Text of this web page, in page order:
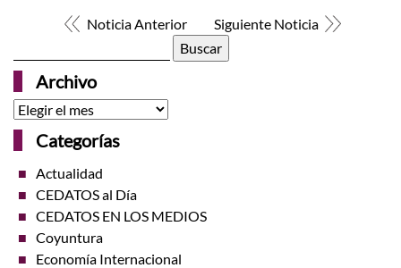
Noticia Anterior
Siguiente Noticia
Archivo
Archivo
Categorías
Actualidad
CEDATOS al Día
CEDATOS EN LOS MEDIOS
Coyuntura
Economía Internacional